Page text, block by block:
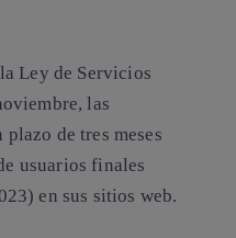
Ley de Servicios
las
plazo de tres meses
usuarios finales
en sus sitios web.